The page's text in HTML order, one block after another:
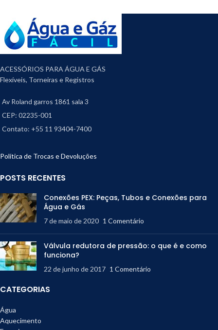
ACESSÓRIOS PARA ÁGUA E GÁS
Flexíveis, Torneiras e Registros
Av Roland garros 1861 sala 3
CEP: 02235-001
Contato: +55 11 93404-7400
Política de Trocas e Devoluções
POSTS RECENTES
Conexões PEX: Peças, Tubos e Conexões para
Água e Gás
7 de maio de 2020 1 Comentário
Válvula redutora de pressão: o que é e como
funciona?
22 de junho de 2017 1 Comentário
CATEGORIAS
Água
Aquecimento